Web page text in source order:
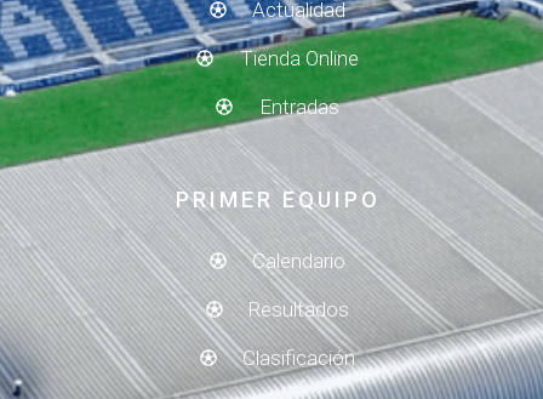
Actualidad
Tienda Online
Entradas
PRIMER EQUIPO
Calendario
Resultados
Clasificación